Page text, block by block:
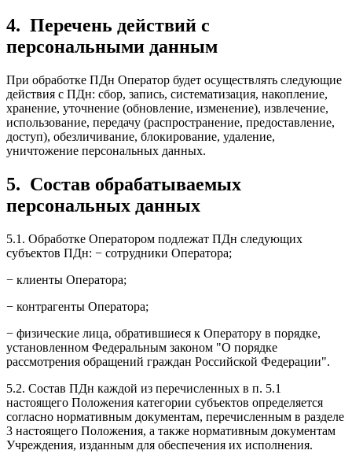
4. Перечень действий с
персональными данным
При обработке ПДн Оператор будет осуществлять следующие
действия с ПДн: сбор, запись, систематизация, накопление,
хранение, уточнение (обновление, изменение), извлечение,
использование, передачу (распространение, предоставление,
доступ), обезличивание, блокирование, удаление,
уничтожение персональных данных.
5. Состав обрабатываемых
персональных данных
5.1. Обработке Оператором подлежат ПДн следующих
субъектов ПДн: − сотрудники Оператора;
− клиенты Оператора;
− контрагенты Оператора;
− физические лица, обратившиеся к Оператору в порядке,
установленном Федеральным законом "О порядке
рассмотрения обращений граждан Российской Федерации".
5.2. Состав ПДн каждой из перечисленных в п. 5.1
настоящего Положения категории субъектов определяется
согласно нормативным документам, перечисленным в разделе
3 настоящего Положения, а также нормативным документам
Учреждения, изданным для обеспечения их исполнения.